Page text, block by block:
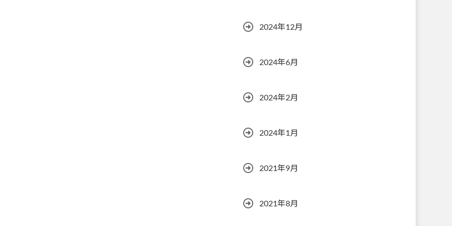
2024年12月
2024年6月
2024年2月
2024年1月
2021年9月
2021年8月